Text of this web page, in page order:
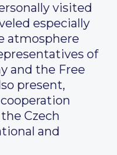
visited
especially
atmosphere
of
and the Free
present,
Czech
and